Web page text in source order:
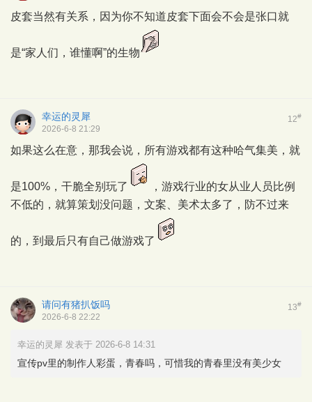
皮套当然有关系，因为你不知道皮套下面会不会是张口就
是“家人们，谁懂啊”的生物
12#
幸运的灵犀
2026-6-8 21:29
如果这么在意，那我会说，所有游戏都有这种哈气集美，就
是100%，干脆全别玩了
，游戏行业的女从业人员比例
不低的，就算策划没问题，文案、美术太多了，防不过来
的，到最后只有自己做游戏了
13#
请问有猪扒饭吗
2026-6-8 22:22
幸运的灵犀 发表于 2026-6-8 14:31
宣传pv里的制作人彩蛋，青春吗，可惜我的青春里没有美少女